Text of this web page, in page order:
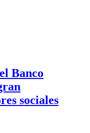
Banco
sociales